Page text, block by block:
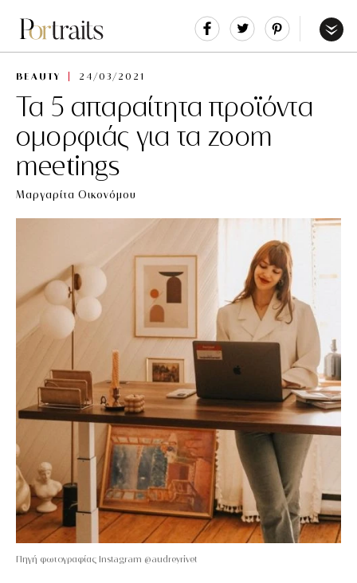
Share Tweet
BEAUTY 24/03/2021
Τα 5 απαραίτητα προϊόντα
ομορφιάς για τα zoom
meetings
Μαργαρίτα Οικονόμου
Πηγή φωτογραφίας Instagram @audreyrivet